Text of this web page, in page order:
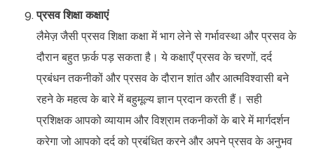
प्रसव शिक्षा कक्षाएं
लैमेज़ जैसी प्रसव शिक्षा कक्षा में भाग लेने से गर्भावस्था और प्रसव के
दौरान बहुत फ़र्क पड़ सकता है। ये कक्षाएँ प्रसव के चरणों, दर्द
प्रबंधन तकनीकों और प्रसव के दौरान शांत और आत्मविश्वासी बने
रहने के महत्व के बारे में बहुमूल्य ज्ञान प्रदान करती हैं। सही
प्रशिक्षक आपको व्यायाम और विश्राम तकनीकों के बारे में मार्गदर्शन
करेगा जो आपको दर्द को प्रबंधित करने और अपने प्रसव के अनुभव